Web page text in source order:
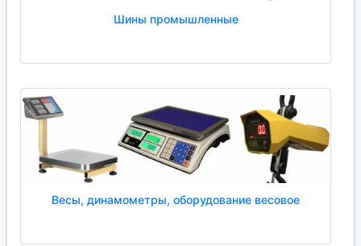
Шины промышленные
Весы, динамометры, оборудование весовое